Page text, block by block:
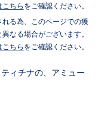
こちら をご確認ください。
る為、このページでの獲
なる場合がございます。
こちら をご確認ください。
ィチナの、アミュー